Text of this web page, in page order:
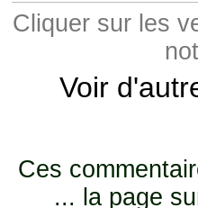
Cliquer sur les
Voir
Ces
... la page